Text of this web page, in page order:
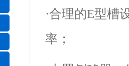
·合理的E型槽
率；